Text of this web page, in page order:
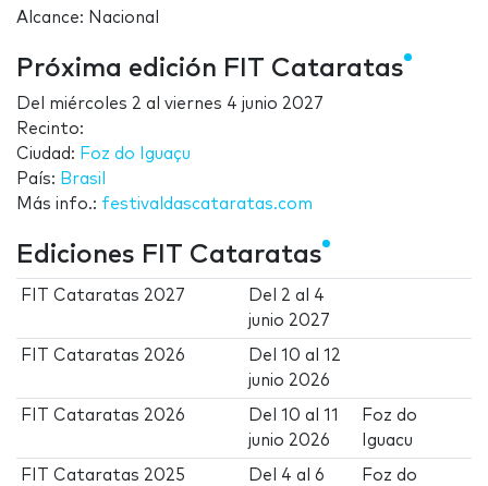
Alcance: Nacional
Próxima edición FIT Cataratas
Del miércoles 2 al viernes 4 junio 2027
Recinto:
Ciudad: Foz do Iguaçu
País: Brasil
Más info.: festivaldascataratas.com
Ediciones FIT Cataratas
FIT Cataratas 2027 Del 2 al 4
junio 2027
FIT Cataratas 2026 Del10 al12
junio 2026
FIT Cataratas 2026 Del10 al11
junio 2026
Foz do
Iguacu
FIT Cataratas 2025 Del 4 al6
Foz do